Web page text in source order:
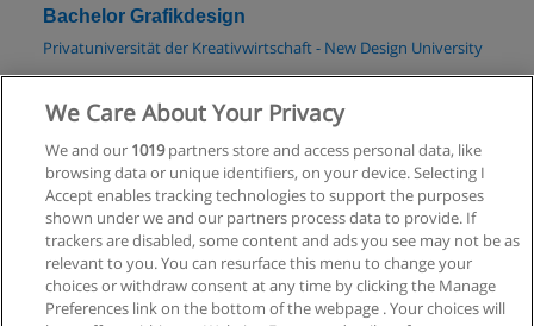
Bachelor Grafikdesign
Privatuniversität der Kreativwirtschaft - New Design University
Mehr Information
Bachelor Media- und Kommunikationsberatung
Fachhochschule St. Pölten
Mehr Information
We Care About Your Privacy
We and our 1019partners store and access personal data, like
browsing data or unique identifiers, on your device. Selecting I
Accept enables tracking technologies to support the purposes
shown under we and our partners process data to provide. If
trackers are disabled, some content and ads you see may not be as
relevant to you. You can resurface this menu to change your
choices or withdraw consent at any time by clicking the Manage
Preferences link on the bottom of the webpage . Your choices will